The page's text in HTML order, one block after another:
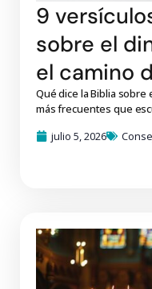
9
sobre el
el camino
Qué dice la Biblia
más frecuentes que
julio 5, 2026